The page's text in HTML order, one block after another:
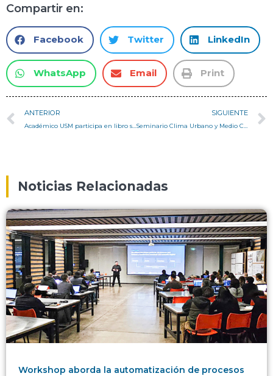
Compartir en:
Facebook Twitter LinkedIn
WhatsApp Email Print
ANTERIOR SIGUIENTE
Noticias Relacionadas
Workshop aborda la automatización de procesos